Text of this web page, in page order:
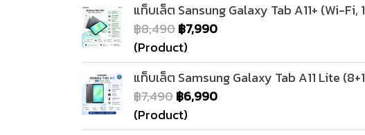
แท็บเล็ต Sansung Galaxy Tab A11+ (Wi-Fi,
฿8,490฿7,990
(Product)
แท็บเล็ต Samsung Galaxy Tab A11 Lite
฿7,490฿6,990
(Product)